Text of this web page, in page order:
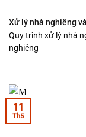
Xử lý nhà nghiêng
Quy trình xử lý nhà
nghiêng
11
Th5